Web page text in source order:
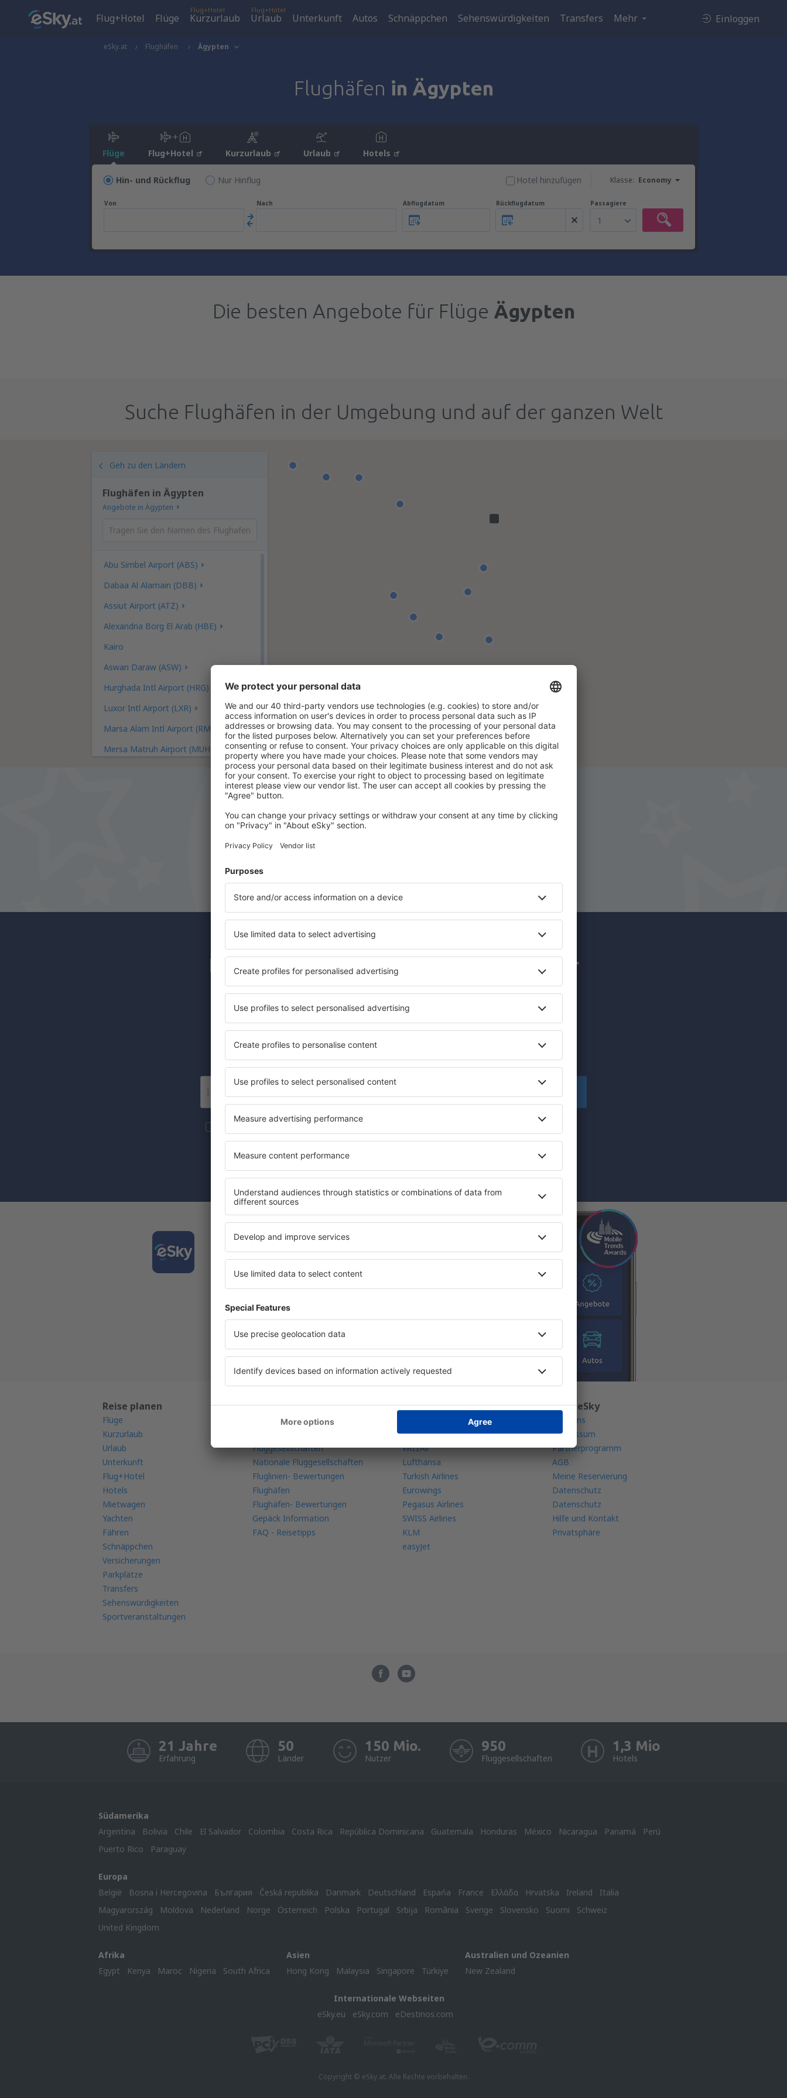
Flug+Hotel Flüge
Flug+Hotel
Kurzurlaub
Flug+Hotel
Urlaub Unterkunft Autos Schnäppchen Sehenswürdigkeiten Transfers Mehr Einloggen
eSky.at Flughäfen Ägypten
Flughäfen in Ägypten
Flüge Flug+Hotel Kurzurlaub Urlaub Hotels
Hin- und Rückflug Nur Hinflug Klasse: Economy
Hotel hinzufügen
Von Nach Abflugdatum Rückflugdatum Passagiere
1
Die besten Angebote für Flüge Ägypten
Suche Flughäfen in der Umgebung und auf der ganzen Welt
Geh zu den Ländern
Flughäfen in Ägypten
Angebote in Ägypten
Abu Simbel Airport (ABS)
Dabaa Al Alamain (DBB)
Assiut Airport (ATZ)
Alexandria Borg El Arab (HBE)
Kairo
Aswan Daraw (ASW)
Hurghada Intl Airport (HRG)
Luxor Intl Airport (LXR)
Marsa Alam Intl Airport (RMF)
Mersa Matruh Airport (MUH)
Sharm el-Sheikh Intl Airport (SSH)
Buchen Sie Flug+Hotel auf
Newsletter-Empfänger reisen mehr für
weniger Geld
Günstige Flüge, Städtereisen, Urlaub – sichern Sie sich einzigartige
Reiseangebote vor anderen.
Wir senden Dir nur die besten Schnäppchen – versprochen!
Mit dem Ankreuzen der Newsletter Checkbox und der Auswahl „Speichern”(zusammen), erteilen Sie die
Zustimmung zur Verarbeitung Ihrer persönlichen Daten
Laden Sie unsere App herunter
und planen Sie Ihre Reisen
Täglich neue Angebote zur Hand
Alle Ihre Buchungen an einem Ort
Reise planen
Flüge
Kurzurlaub
Urlaub
Unterkunft
Flug+Hotel
Hotels
Mietwagen
Yachten
Fähren
Schnäppchen
Versicherungen
Parkplätze
Transfers
Sehenswürdigkeiten
Sportveranstaltungen
Mehr Infos
Mobile app
Fluggesellschaften
Nationale Fluggesellschaften
Fluglinien- Bewertungen
Flughäfen
Flughäfen- Bewertungen
Gepäck Information
FAQ - Reisetipps
Fluggesellschaften
Austrian Airliens
WizzAir
Lufthansa
Turkish Airlines
Eurowings
Pegasus Airlines
SWISS Airlines
KLM
easyJet
Über eSky
Über uns
Impressum
Partnerprogramm
AGB
Meine Reservierung
Datenschutz
Datenschutz
Hilfe und Kontakt
Privatsphäre
21 Jahre
Erfahrung
50
Länder
150 Mio.
Nutzer
950
Fluggesellschaften
1,3 Mio
Hotels
Südamerika
Argentina
Bolivia Chile El Salvador Colombia Costa Rica República Dominicana Guatemala Honduras México Nicaragua Panamá
Perú
Puerto Rico
Paraguay
Europa
België
Bosna i Hercegovina България Česká republika Danmark Deutschland Espańa France Ελλάδα Hrvatska Ireland
Italia
Magyarország
Moldova Nederland Norge Österreich Polska Portugal Srbija România Sverige Slovensko Suomi
Schweiz
United Kingdom
Afrika
Egypt
Kenya Maroc Nigeria South Africa
Asien
Hong Kong
Malaysia Singapore Türkiye
Australien und Ozeanien
New Zealand
Internationale Webseiten
eSky.eu
eSky.com eDestinos.com
Copyright © eSky.at. Alle Rechte vorbehalten.